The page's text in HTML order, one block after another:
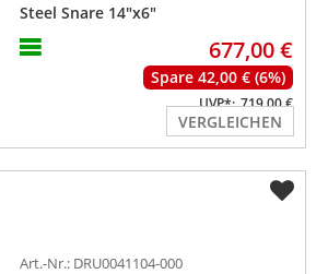
Steel Snare 14"x6"
677,00 €
Spare 42,00 € (6%)
UVP*: 719,00 €
VERGLEICHEN
Art.-Nr.: DRU0041104-000